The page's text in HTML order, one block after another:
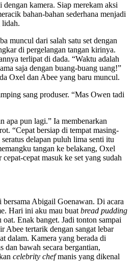
kamera. Siap merekam aksi
bahan-bahan sederhana menjadi
lidah.
muncul dari salah satu set dengan
di pergelangan tangan kirinya.
terlipat di dada. “Waktu adalah
saja dengan buang-buang uang!”
Oxel dan Abee yang baru muncul.
sang produser. “Mas Owen tadi
apa pun lagi.” Ia membenarkan
“Cepat bersiap di tempat masing-
delapan puluh lima senti itu
tangan ke belakang, Oxel
cepat masuk ke set yang sudah
Abigail Goenawan. Di acara
Hari ini aku mau buat bread pudding
oat. Enak banget. Jadi tonton sampai
Abee tertarik dengan sangat lebar
dalam. Kamera yang berada di
dan bawah secara bergantian,
celebrity chefmanis yang dikenal